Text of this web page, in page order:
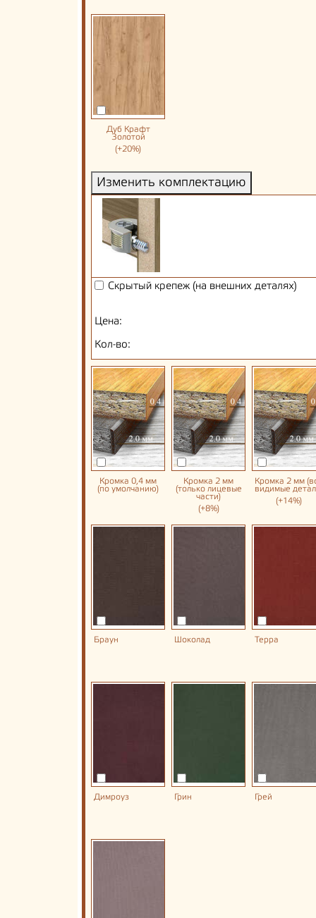
Дуб Крафт
Золотой
(+20%)
Изменить комплектацию
Скрытый крепеж (на внешних деталях)
Цена:
Кол-во:
Кромка 0,4 мм
(по умолчанию)
Кромка 2 мм
(только лицевые
части)
(+8%)
Кромка 2 мм
видимые
(+14%)
Браун Шоколад Терра
Димроуз Грин Грей